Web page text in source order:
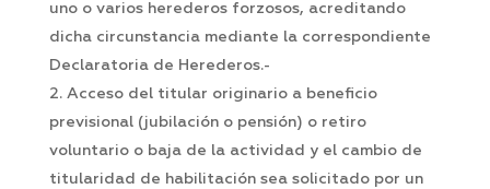
uno o varios herederos forzosos, acreditando
dicha circunstancia mediante la correspondiente
Declaratoria de Herederos.-
Acceso del titular originario a beneficio
previsional (jubilación o pensión) o retiro
voluntario o baja de la actividad y el cambio de
titularidad de habilitación sea solicitado por un